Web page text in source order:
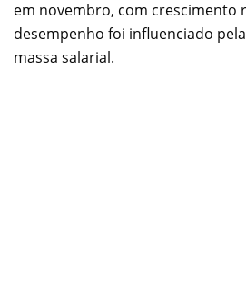
em novembro, com crescimento
desempenho foi influenciado
massa salarial.